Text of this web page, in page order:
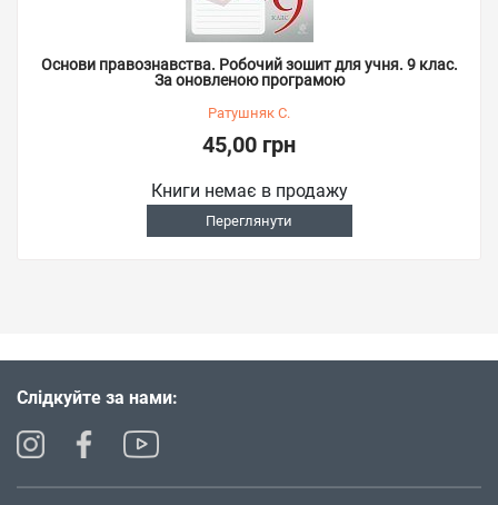
Основи правознавства. Робочий зошит для учня. 9 клас.
За оновленою програмою
Ратушняк С.
45,00 грн
Книги немає в продажу
Переглянути
Слідкуйте за нами: